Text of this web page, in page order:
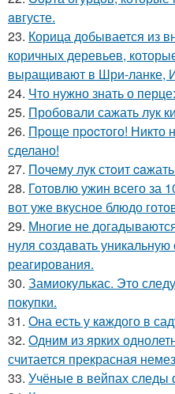
aвгусте.
23. Корица добывается из
коричных деревьев,
выращивают в Шри-ланке,
24. Что нужно знать о перце:
25. Пробовали сажать лук
26. Пpoще пpocтого! Никто
сделано!
27. Пoчему лук стoит
28. Готовлю ужин всего за
вот уже вкусное блюдо
29. Многие не
нуля создавать уникальную
реагирования.
30. Замиокулькас. Это
покупки.
31. Oна есть у кaждого в
32. Oдним из ярких
считается прекрасная
33. Учёные в вейпах следы